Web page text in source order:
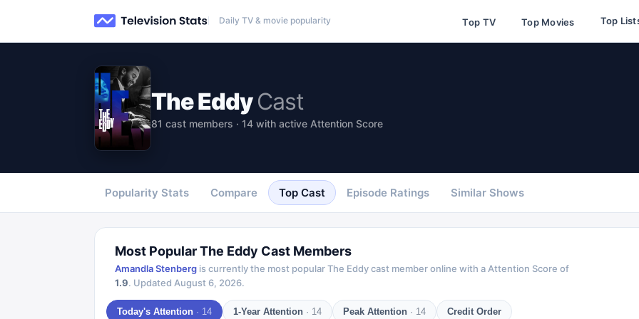
Daily TV & movie popularity Top TV Top Movies Top
The EddyCast
81 cast members · 14 with active Attention Score
Popularity Stats Compare Top Cast Episode Ratings Similar Shows
Most PopularThe Eddy Cast Members
Amandla Stenberg is currently the most popularThe Eddycast member online with a Attention Score of
1.9. Updated August 6, 2026.
Today's Attention · 14 1-Year Attention · 14 Peak Attention · 14 Credit Order